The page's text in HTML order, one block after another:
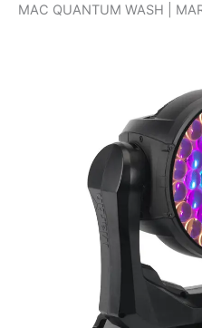
MAC QUANTUM WASH |